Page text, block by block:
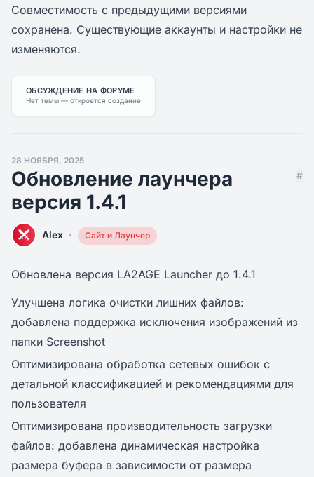
Совместимость с предыдущими версиями
сохранена. Существующие аккаунты и настройки не
изменяются.
ОБСУЖДЕНИЕ НА ФОРУМЕ
Нет темы — откроется создание
28 НОЯБРЯ, 2025
Обновление лаунчера
версия 1.4.1
#
Alex · Сайт и Лаунчер
Обновлена версия LA2AGE Launcher до 1.4.1
Улучшена логика очистки лишних файлов:
добавлена поддержка исключения изображений из
папки Screenshot
Оптимизирована обработка сетевых ошибок с
детальной классификацией и рекомендациями для
пользователя
Оптимизирована производительность загрузки
файлов: добавлена динамическая настройка
размера буфера в зависимости от размера